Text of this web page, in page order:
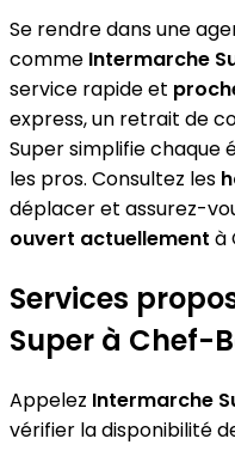
Se rendre dans une
comme Intermarche
service rapide et
express, un retrait de
Super simplifie chaque
les pros. Consultez les
déplacer et assurez-
ouvert actuellement à
Services
Super à Chef-
Appelez Intermarche
vérifier la disponibilité